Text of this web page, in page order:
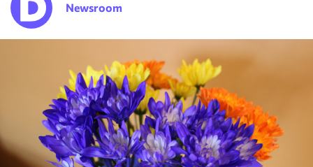
Newsroom